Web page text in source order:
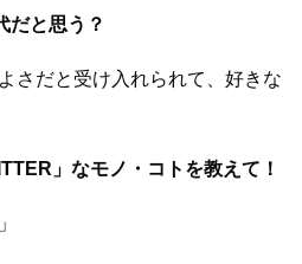
だと思う？
さだと受け入れられて、好きな
」なモノ・コトを教えて！